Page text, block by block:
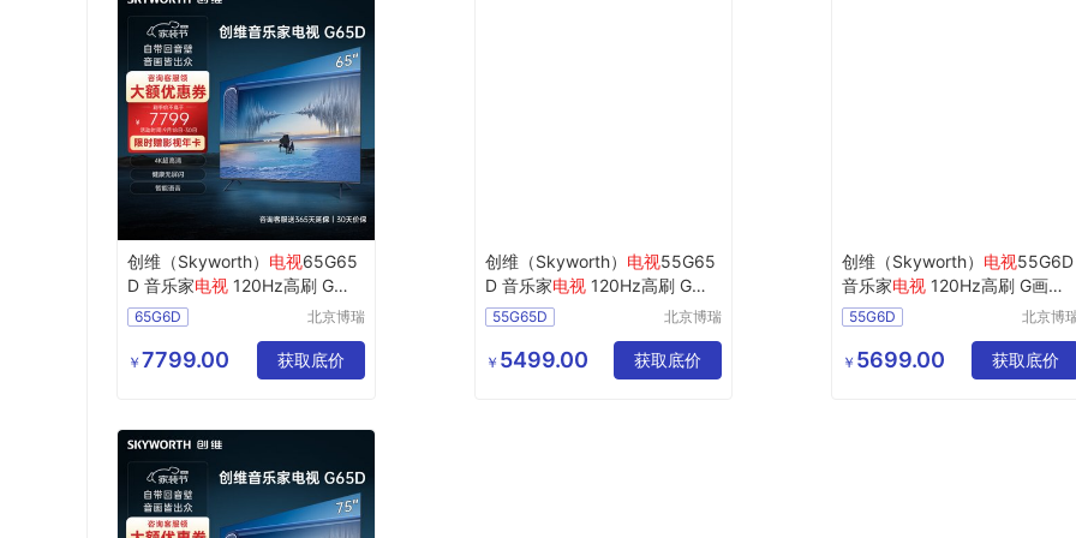
创维（Skyworth） 电视65G65
D 音乐家电视 120Hz高刷 G画
质引擎 3+128GB大内存 电视
65G6D
北京博瑞
工程有限
公司
￥ 7799.00 获取底价
创维（Skyworth） 电视55G65
D 音乐家电视120Hz高刷 G画
质引擎 3+128GB大内存 电视
55G65D
北京博瑞
工程有限
公司
￥ 5499.00 获取底价
创维（Skyworth） 电视55G6D
音乐家电视 120Hz高刷 G画质
引擎 3+128GB大内存
电视
55G6D
北京博
工程有限
公司
￥ 5699.00 获取底价